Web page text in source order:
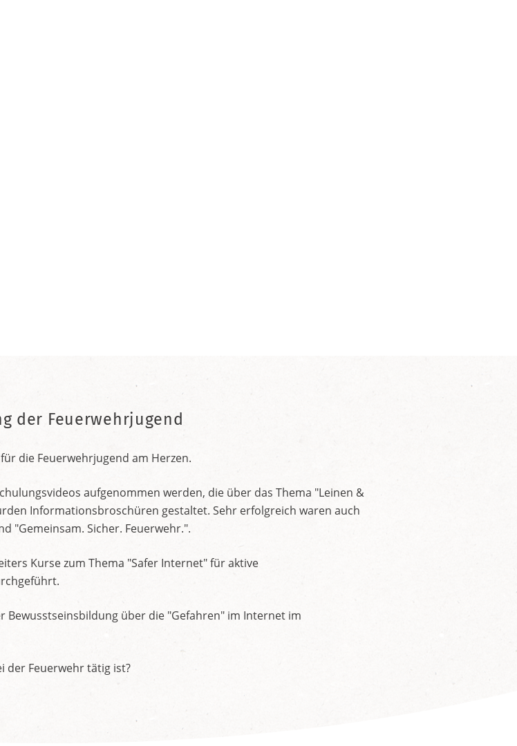
der Feuerwehrjugend
die Feuerwehrjugend am Herzen.
aufgenommen werden, die über das Thema "Leinen &
Informationsbroschüren gestaltet. Sehr erfolgreich waren auch
"Gemeinsam. Sicher. Feuerwehr.".
Kurse zum Thema "Safer Internet" für aktive
Bewusstseinsbildung über die "Gefahren" im Internet im
der Feuerwehr tätig ist?